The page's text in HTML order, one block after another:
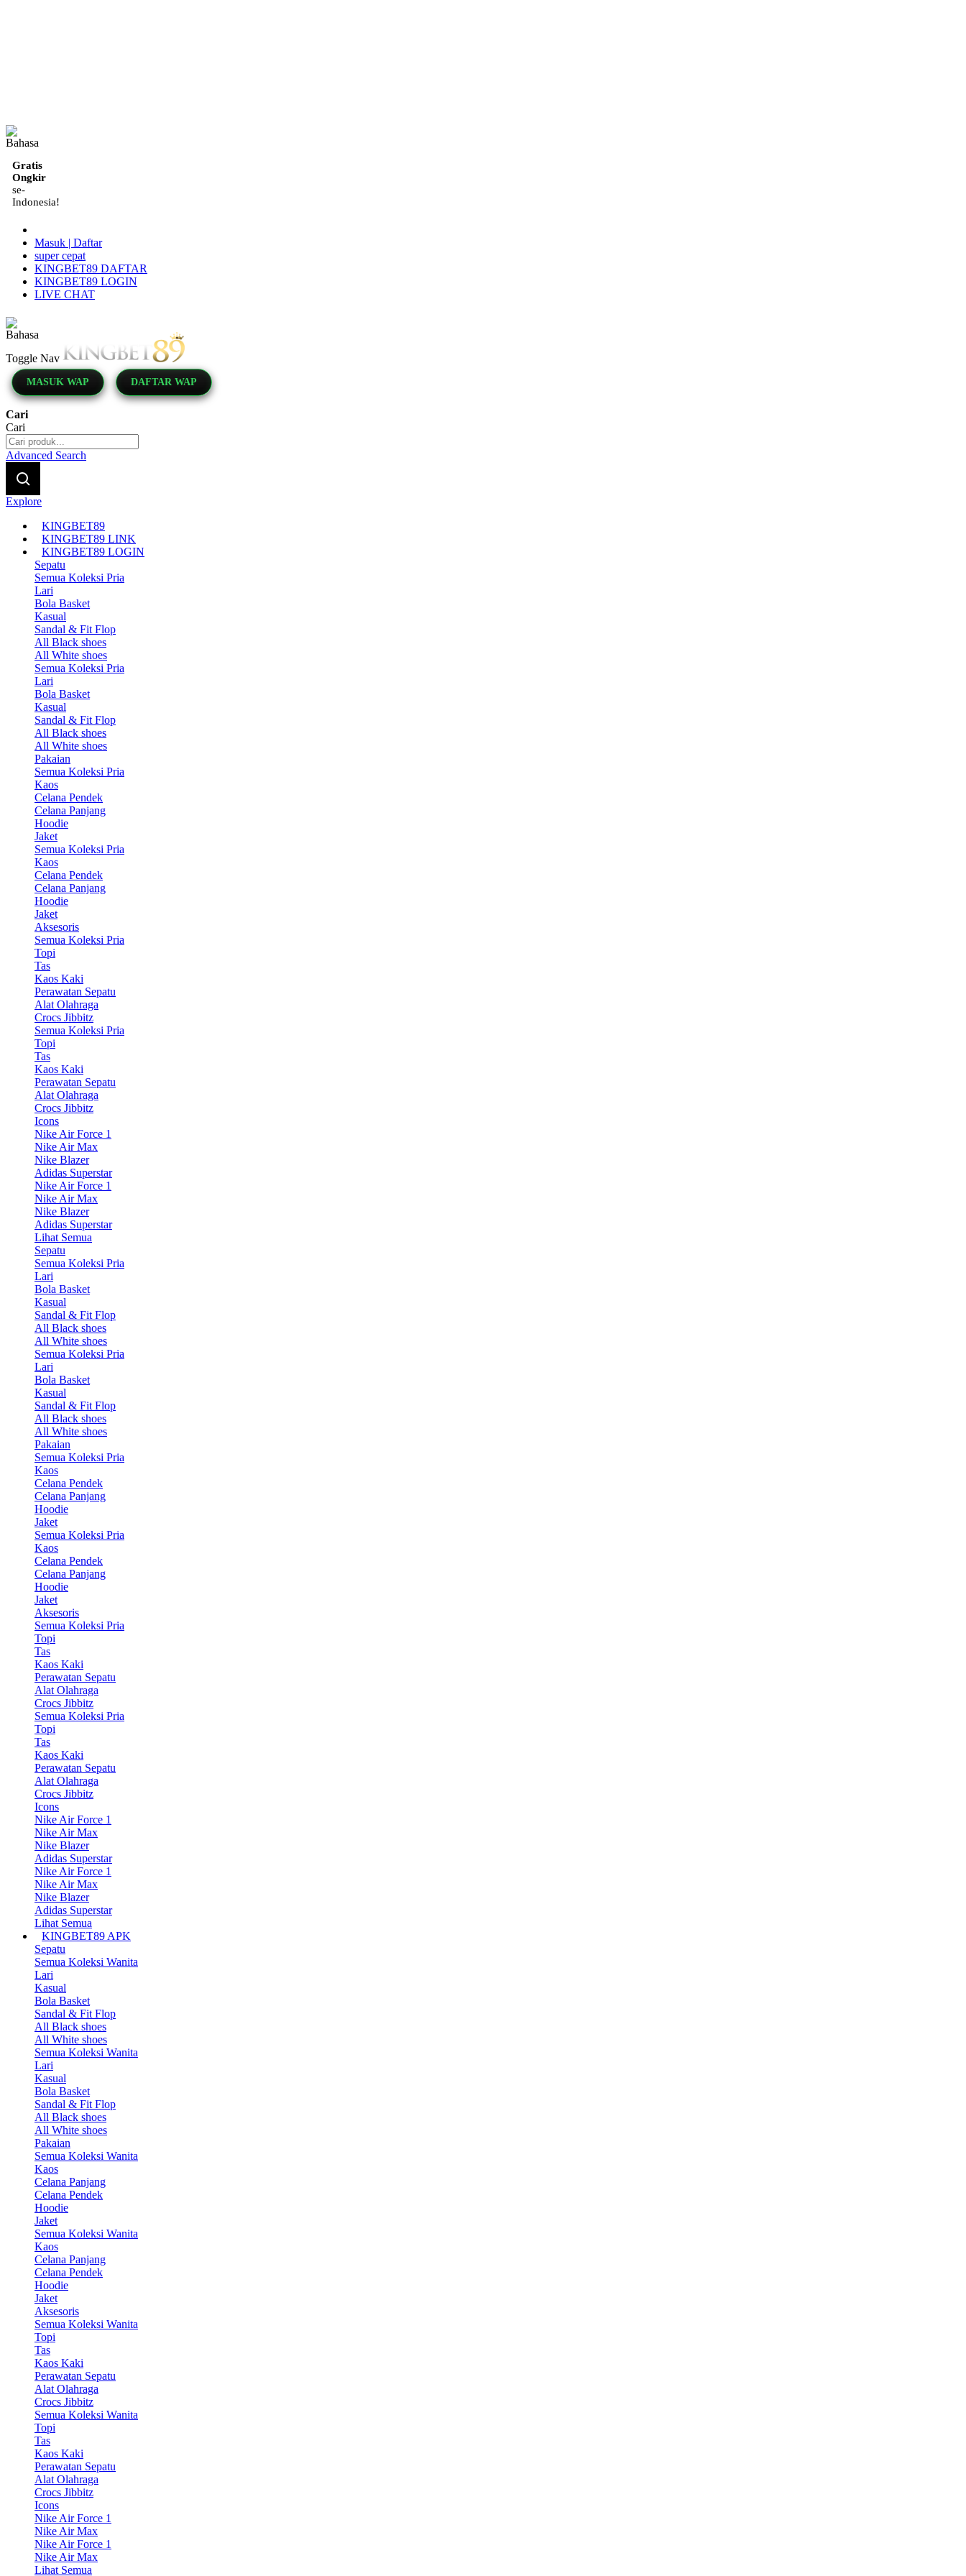
Gratis
Ongkir
se-
Indonesia!
Masuk | Daftar
super cepat
KINGBET89 DAFTAR
KINGBET89 LOGIN
LIVE CHAT
Toggle Nav
MASUK WAP DAFTAR WAP
Cari
Cari
Advanced Search
Explore
KINGBET89
KINGBET89 LINK
KINGBET89 LOGIN
Sepatu
Semua Koleksi Pria
Lari
Bola Basket
Kasual
Sandal & Fit Flop
All Black shoes
All White shoes
Semua Koleksi Pria
Lari
Bola Basket
Kasual
Sandal & Fit Flop
All Black shoes
All White shoes
Pakaian
Semua Koleksi Pria
Kaos
Celana Pendek
Celana Panjang
Hoodie
Jaket
Semua Koleksi Pria
Kaos
Celana Pendek
Celana Panjang
Hoodie
Jaket
Aksesoris
Semua Koleksi Pria
Topi
Tas
Kaos Kaki
Perawatan Sepatu
Alat Olahraga
Crocs Jibbitz
Semua Koleksi Pria
Topi
Tas
Kaos Kaki
Perawatan Sepatu
Alat Olahraga
Crocs Jibbitz
Icons
Nike Air Force 1
Nike Air Max
Nike Blazer
Adidas Superstar
Nike Air Force 1
Nike Air Max
Nike Blazer
Adidas Superstar
Lihat Semua
Sepatu
Semua Koleksi Pria
Lari
Bola Basket
Kasual
Sandal & Fit Flop
All Black shoes
All White shoes
Semua Koleksi Pria
Lari
Bola Basket
Kasual
Sandal & Fit Flop
All Black shoes
All White shoes
Pakaian
Semua Koleksi Pria
Kaos
Celana Pendek
Celana Panjang
Hoodie
Jaket
Semua Koleksi Pria
Kaos
Celana Pendek
Celana Panjang
Hoodie
Jaket
Aksesoris
Semua Koleksi Pria
Topi
Tas
Kaos Kaki
Perawatan Sepatu
Alat Olahraga
Crocs Jibbitz
Semua Koleksi Pria
Topi
Tas
Kaos Kaki
Perawatan Sepatu
Alat Olahraga
Crocs Jibbitz
Icons
Nike Air Force 1
Nike Air Max
Nike Blazer
Adidas Superstar
Nike Air Force 1
Nike Air Max
Nike Blazer
Adidas Superstar
Lihat Semua
KINGBET89 APK
Sepatu
Semua Koleksi Wanita
Lari
Kasual
Bola Basket
Sandal & Fit Flop
All Black shoes
All White shoes
Semua Koleksi Wanita
Lari
Kasual
Bola Basket
Sandal & Fit Flop
All Black shoes
All White shoes
Pakaian
Semua Koleksi Wanita
Kaos
Celana Panjang
Celana Pendek
Hoodie
Jaket
Semua Koleksi Wanita
Kaos
Celana Panjang
Celana Pendek
Hoodie
Jaket
Aksesoris
Semua Koleksi Wanita
Topi
Tas
Kaos Kaki
Perawatan Sepatu
Alat Olahraga
Crocs Jibbitz
Semua Koleksi Wanita
Topi
Tas
Kaos Kaki
Perawatan Sepatu
Alat Olahraga
Crocs Jibbitz
Icons
Nike Air Force 1
Nike Air Max
Nike Air Force 1
Nike Air Max
Lihat Semua